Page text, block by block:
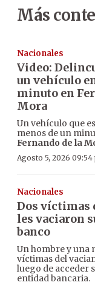
Más
Nacionales
Video:
un vehículo
minuto en
Mora
Un vehículo que
menos de un
Fernando de la
Agosto 5, 2026 09:54
Nacionales
Dos víctimas
les vaciaron
banco
Un hombre y una
víctimas del
luego de acceder
entidad bancaria.